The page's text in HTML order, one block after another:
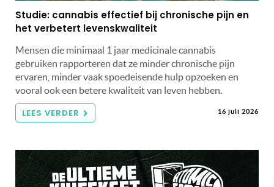
Studie: cannabis effectief bij chronische pijn en
het verbetert levenskwaliteit
Mensen die minimaal 1 jaar medicinale cannabis
gebruiken rapporteren dat ze minder chronische pijn
ervaren, minder vaak spoedeisende hulp opzoeken en
vooral ook een betere kwaliteit van leven hebben.
LEES VERDER 16 juli 2026